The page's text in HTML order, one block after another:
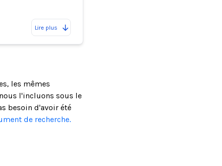
Lire plus
les mêmes
l'incluons sous le
besoin d'avoir été
de recherche.